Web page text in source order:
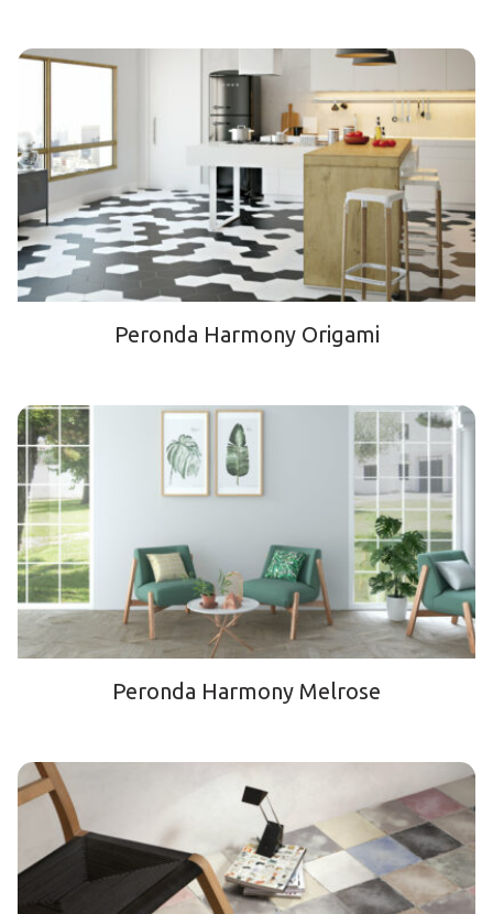
Peronda Harmony Origami
Peronda Harmony Melrose